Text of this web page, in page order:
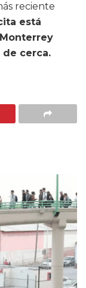
reciente
está
cerca.